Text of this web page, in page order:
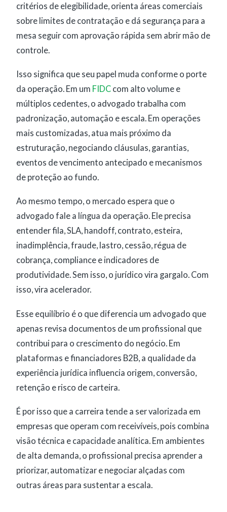
critérios de elegibilidade, orienta áreas comerciais
sobre limites de contratação e dá segurança para a
mesa seguir com aprovação rápida sem abrir mão de
controle.
Isso significa que seu papel muda conforme o porte
da operação. Em um FIDC com alto volume e
múltiplos cedentes, o advogado trabalha com
padronização, automação e escala. Em operações
mais customizadas, atua mais próximo da
estruturação, negociando cláusulas, garantias,
eventos de vencimento antecipado e mecanismos
de proteção ao fundo.
Ao mesmo tempo, o mercado espera que o
advogado fale a língua da operação. Ele precisa
entender fila, SLA, handoff, contrato, esteira,
inadimplência, fraude, lastro, cessão, régua de
cobrança, compliance e indicadores de
produtividade. Sem isso, o jurídico vira gargalo. Com
isso, vira acelerador.
Esse equilíbrio é o que diferencia um advogado que
apenas revisa documentos de um profissional que
contribui para o crescimento do negócio. Em
plataformas e financiadores B2B, a qualidade da
experiência jurídica influencia origem, conversão,
retenção e risco de carteira.
É por isso que a carreira tende a ser valorizada em
empresas que operam com receivíveis, pois combina
visão técnica e capacidade analítica. Em ambientes
de alta demanda, o profissional precisa aprender a
priorizar, automatizar e negociar alçadas com
outras áreas para sustentar a escala.